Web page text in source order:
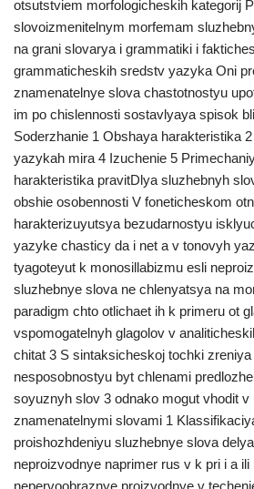
otsutstviem morfologicheskih kategorij
slovoizmenitelnym morfemam
na grani slovarya i grammatiki i
grammaticheskih sredstv yazyka Oni
znamenatelnye slova chastotnostyu
im po chislennosti sostavlyaya spisok
Soderzhanie 1 Obshaya harakteristika
yazykah mira 4 Izuchenie 5
harakteristika pravitDlya sluzhebnyh
obshie osobennosti V foneticheskom
harakterizuyutsya bezudarnostyu
yazyke chasticy da i net a v tonovyh
tyagoteyut k monosillabizmu esli
sluzhebnye slova ne chlenyatsya na
paradigm chto otlichaet ih k primeru ot
vspomogatelnyh glagolov v
chitat 3 S sintaksicheskoj tochki
nesposobnostyu byt chlenami
soyuznyh slov 3 odnako mogut vhodit
znamenatelnymi slovami 1
proishozhdeniyu sluzhebnye slova
neproizvodnye naprimer rus v k pri i a
nepervoobraznye proizvodnye v